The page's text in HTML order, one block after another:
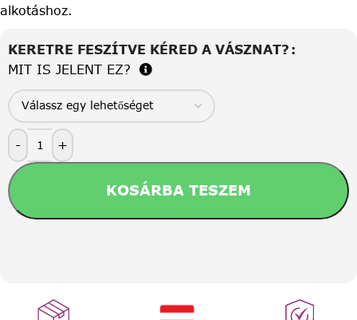
alkotáshoz.
KERETRE FESZÍTVE KÉRED A VÁSZNAT?
MIT IS JELENT EZ?
- +
KOSÁRBA TESZEM